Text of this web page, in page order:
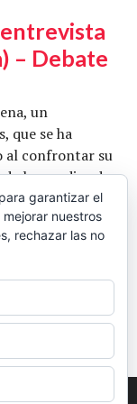
– Debate
un
que se ha
al confrontar su
los medios de
Otxotorena y
Fotografía de
vasco en
garantizar el
nuestros
rechazar las no